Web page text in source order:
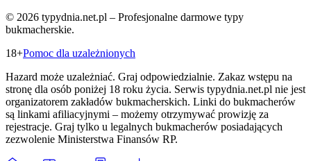
© 2026 typydnia.net.pl – Profesjonalne darmowe typy
bukmacherskie.
18+Pomoc dla uzależnionych
Hazard może uzależniać. Graj odpowiedzialnie. Zakaz wstępu na
stronę dla osób poniżej 18 roku życia. Serwis typydnia.net.pl nie jest
organizatorem zakładów bukmacherskich. Linki do bukmacherów
są linkami afiliacyjnymi – możemy otrzymywać prowizję za
rejestracje. Graj tylko u legalnych bukmacherów posiadających
zezwolenie Ministerstwa Finansów RP.